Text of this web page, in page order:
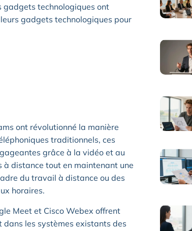
gadgets technologiques ont
gadgets technologiques pour
ont révolutionné la manière
traditionnels, ces
grâce à la vidéo et au
à distance tout en maintenant une
du travail à distance ou des
horaires.
Meet et Cisco Webex offrent
les systèmes existants des